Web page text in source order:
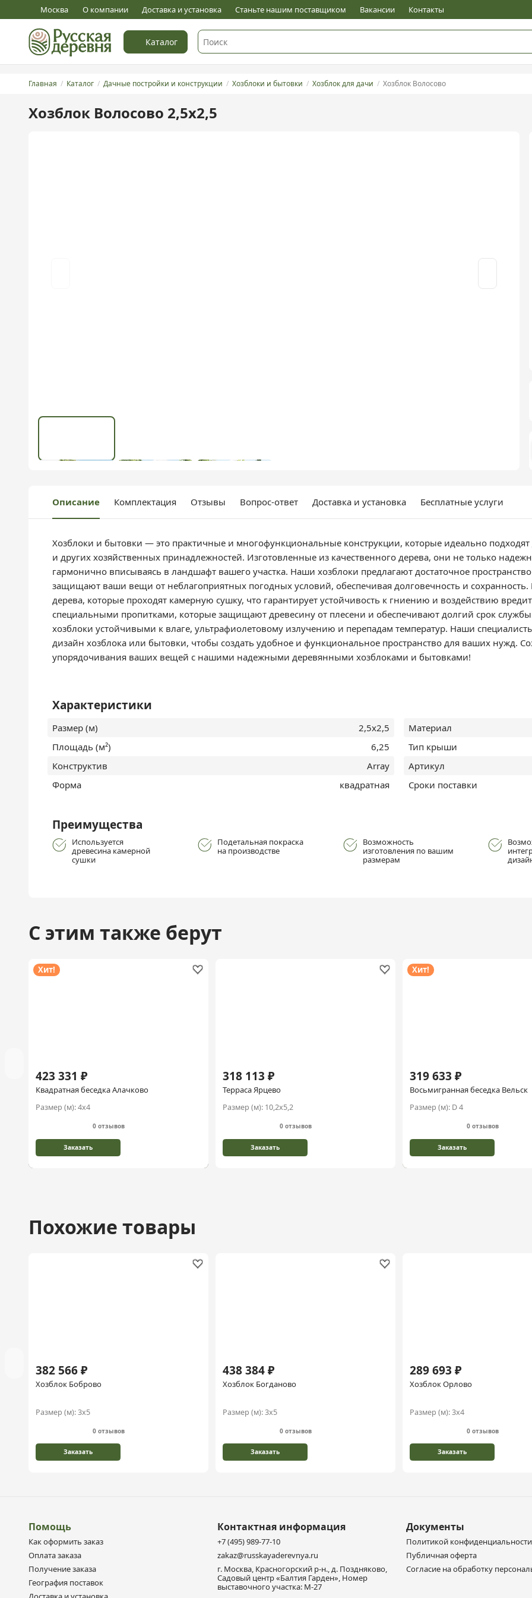
Москва О компании Доставка и установка Станьте нашим поставщиком Вакансии Контакты
Каталог
Главная Каталог Дачные постройки и конструкции Хозблоки и бытовки Хозблок для дачи Хозблок Волосово
Хозблок Волосово 2,5х2,5
Оставить отзыв
Описание Комплектация Отзывы Вопрос-ответ Доставка и установка Бесплатные услуги
Хозблоки и бытовки — это практичные и многофункциональные конструкции, которые идеально подходят
и других хозяйственных принадлежностей. Изготовленные из качественного дерева, они не только
гармонично вписываясь в ландшафт вашего участка. Наши хозблоки предлагают достаточное
защищают ваши вещи от неблагоприятных погодных условий, обеспечивая долговечность и
дерева, которые проходят камерную сушку, что гарантирует устойчивость к гниению и воздействию
специальными пропитками, которые защищают древесину от плесени и обеспечивают долгий срок
хозблоки устойчивыми к влаге, ультрафиолетовому излучению и перепадам температур. Наши
дизайн хозблока или бытовки, чтобы создать удобное и функциональное пространство для ваших нужд.
упорядочивания ваших вещей с нашими надежными деревянными хозблоками и бытовками!
Характеристики
Размер (м)
2,5х2,5
Площадь (м²)
6,25
Конструктив
Array
Форма
квадратная
Материал
Тип крыши
Артикул
Сроки поставки
Преимущества
Используется
древесина камерной
сушки
Подетальная покраска
на производстве
Возможность
изготовления по вашим
размерам
С этим также берут
Хит!
423 331 ₽
Квадратная беседка Алачково
Размер (м):4х4
0 отзывов
Заказать
318 113 ₽
Терраса Ярцево
Размер (м): 10,2х5,2
0 отзывов
Заказать
Хит!
319 633 ₽
Восьмигранная беседка Вельск
Размер (м): D 4
0 отзывов
Заказать
Похожие товары
382 566 ₽
Хозблок Боброво
Размер (м):3х5
0 отзывов
Заказать
438 384 ₽
Хозблок Богданово
Размер (м):3х5
0 отзывов
Заказать
289 693 ₽
Хозблок Орлово
Размер (м):3х4
0 отзывов
Заказать
Помощь
Как оформить заказ
Оплата заказа
Получение заказа
География поставок
Контактная информация
+7 (495) 989-77-10
zakaz@russkayaderevnya.ru
г. Москва, Красногорский р-н., д. Поздняково,
Садовый центр «Балтия Гарден», Номер
выставочного участка: М-27
Документы
Политикой конфиденциальности
Публичная оферта
Согласие на обработку